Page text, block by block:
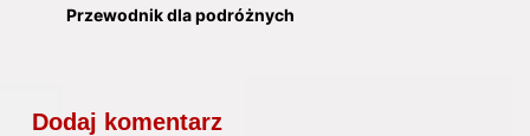
Przewodnik dla podróżnych
Dodaj komentarz